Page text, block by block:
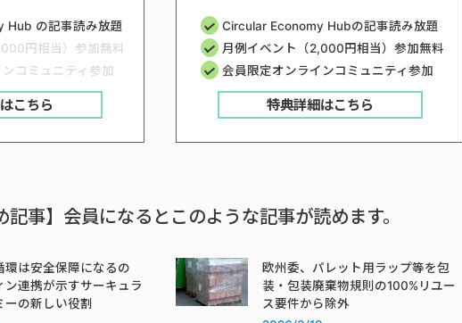
Hub の記事読み放題
円相当）参加無料
コミュニティ参加
こちら
Circular Economy Hubの記事読み放題
月例イベント（2,000円相当）参加無料
会員限定オンラインコミュニティ参加
特典詳細はこちら
記事】会員になるとこのような記事が読めます。
環は安全保障になるの
ン連携が示すサーキュラ
ーの新しい役割
欧州委、パレット用ラップ等を包
装・包装廃棄物規則の100%リユー
ス要件から除外